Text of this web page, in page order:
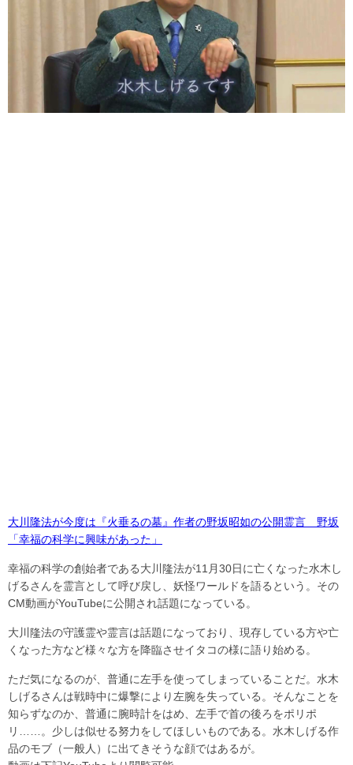
大川隆法が今度は『火垂るの墓』作者の野坂昭如の公開霊言 野坂
「幸福の科学に興味があった」
幸福の科学の創始者である大川隆法が11月30日に亡くなった水木し
げるさんを霊言として呼び戻し、妖怪ワールドを語るという。その
CM動画がYouTubeに公開され話題になっている。
大川隆法の守護霊や霊言は話題になっており、現存している方や亡
くなった方など様々な方を降臨させイタコの様に語り始める。
ただ気になるのが、普通に左手を使ってしまっていることだ。水木
しげるさんは戦時中に爆撃により左腕を失っている。そんなことを
知らずなのか、普通に腕時計をはめ、左手で首の後ろをポリポ
リ……。少しは似せる努力をしてほしいものである。水木しげる作
品のモブ（一般人）に出てきそうな顔ではあるが。